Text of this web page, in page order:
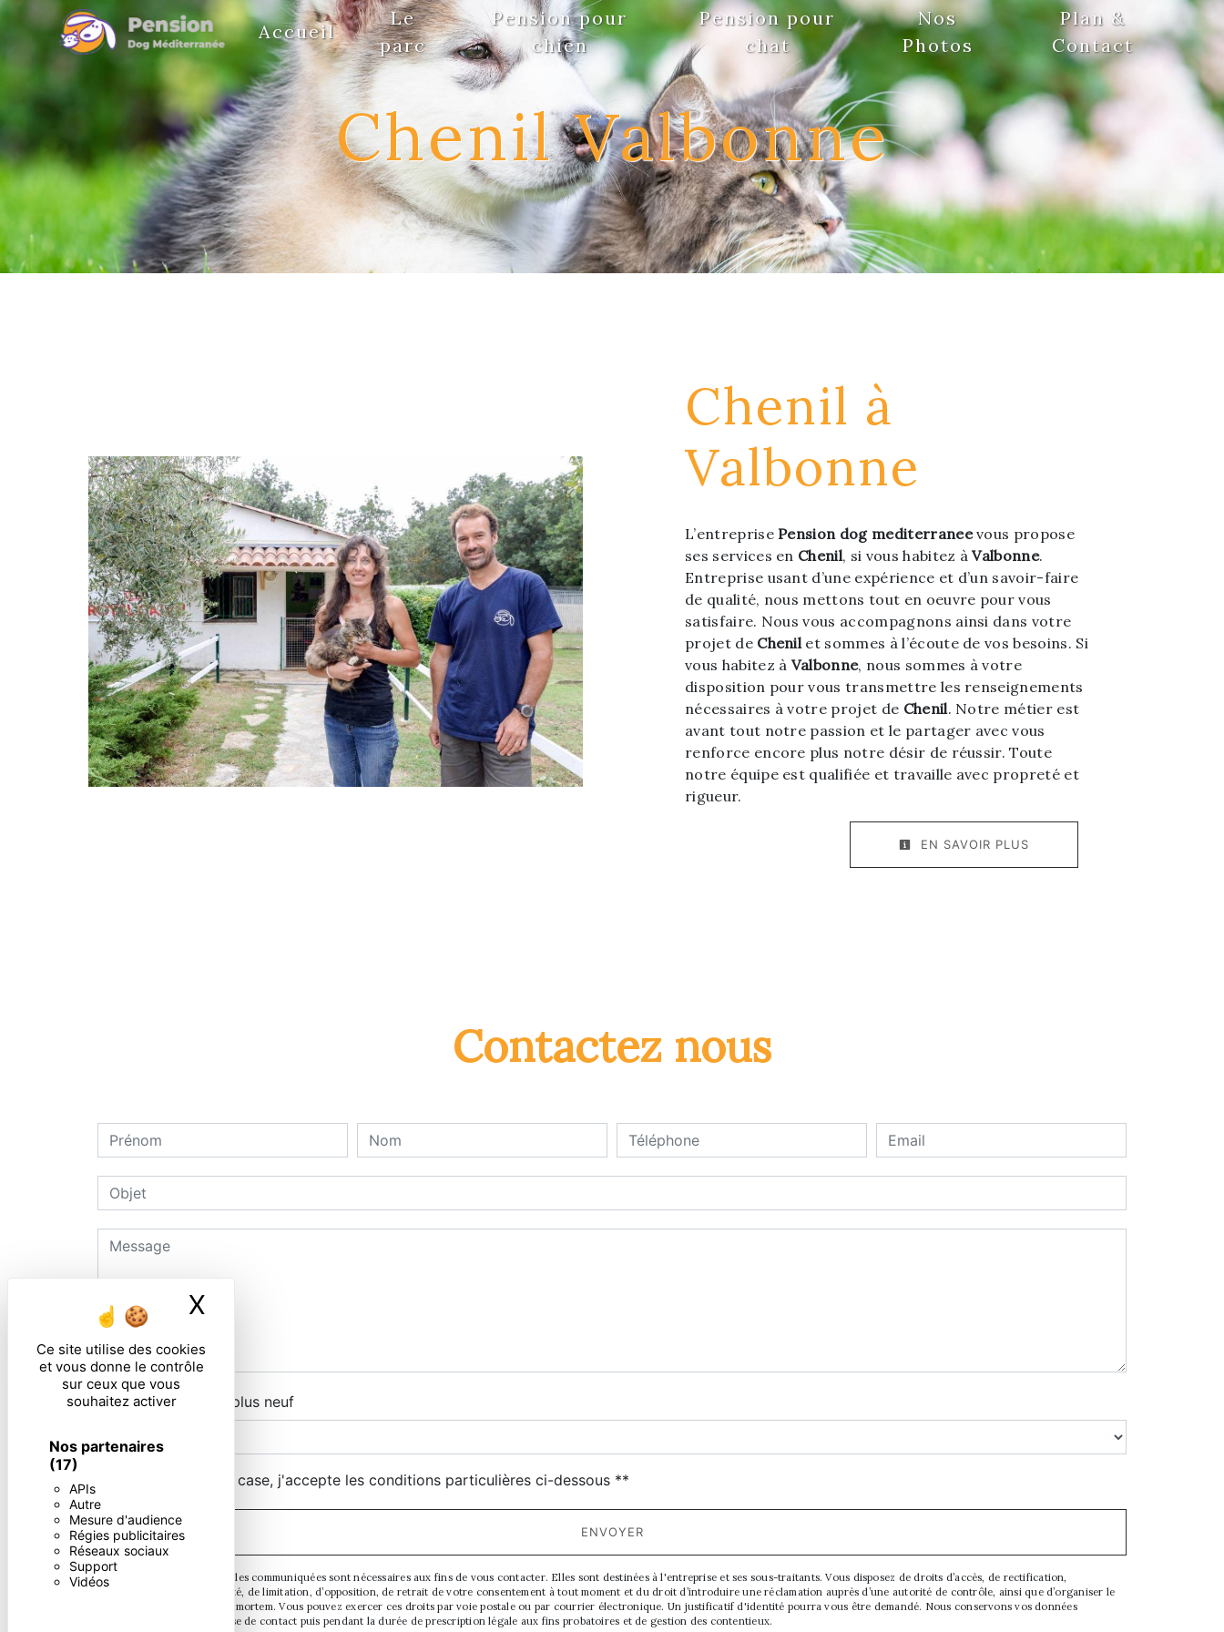
Panneau de gestion des cookies
Ce site utilise des cookies
et vous donne le contrôle
sur ceux que vous
souhaitez activer
Nos partenaires
(17)
APIs
Autre
Mesure d'audience
Régies publicitaires
Réseaux sociaux
Support
Vidéos
X
Accueil
Le
parc
Pension pour
chien
Pension pour
chat
Nos
Photos
Plan &
Contact
Chenil Valbonne
Chenil à
Valbonne
L’entreprisePension dog mediterraneevous propose
ses services en Chenil, si vous habitez àValbonne.
Entreprise usant d’une expérience et d’un savoir-faire
de qualité, nous mettons tout en oeuvre pour vous
satisfaire. Nous vous accompagnons ainsi dans votre
projet de Chenilet sommes à l’écoute de vos besoins. Si
vous habitez à Valbonne, nous sommes à votre
disposition pour vous transmettre les renseignements
nécessaires à votre projet de Chenil. Notre métier est
avant tout notre passion et le partager avec vous
renforce encore plus notre désir de réussir. Toute
notre équipe est qualifiée et travaille avec propreté et
rigueur.
EN SAVOIR PLUS
Contactez nous
Combien font sept plus neuf
En cochant cette case, j'accepte les conditions particulières ci-dessous **
ENVOYER
** Les données personnelles communiquées sont nécessaires aux fins de vous contacter. Elles sont destinées à l'entreprise et ses sous-traitants. Vous disposez de droits d’accès, de rectification,
d’effacement, de portabilité, de limitation, d’opposition, de retrait de votre consentement à tout moment et du droit d’introduire une réclamation auprès d’une autorité de contrôle, ainsi que d’organiser le
sort de vos données post-mortem. Vous pouvez exercer ces droits par voie postale ou par courrier électronique. Un justificatif d'identité pourra vous être demandé. Nous conservons vos données
pendant la période de prise de contact puis pendant la durée de prescription légale aux fins probatoires et de gestion des contentieux.